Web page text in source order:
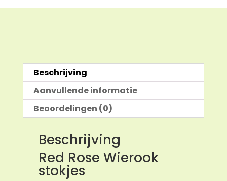
aantal
Beschrijving
Aanvullende informatie
Beoordelingen (0)
Beschrijving
Red Rose Wierook
stokjes